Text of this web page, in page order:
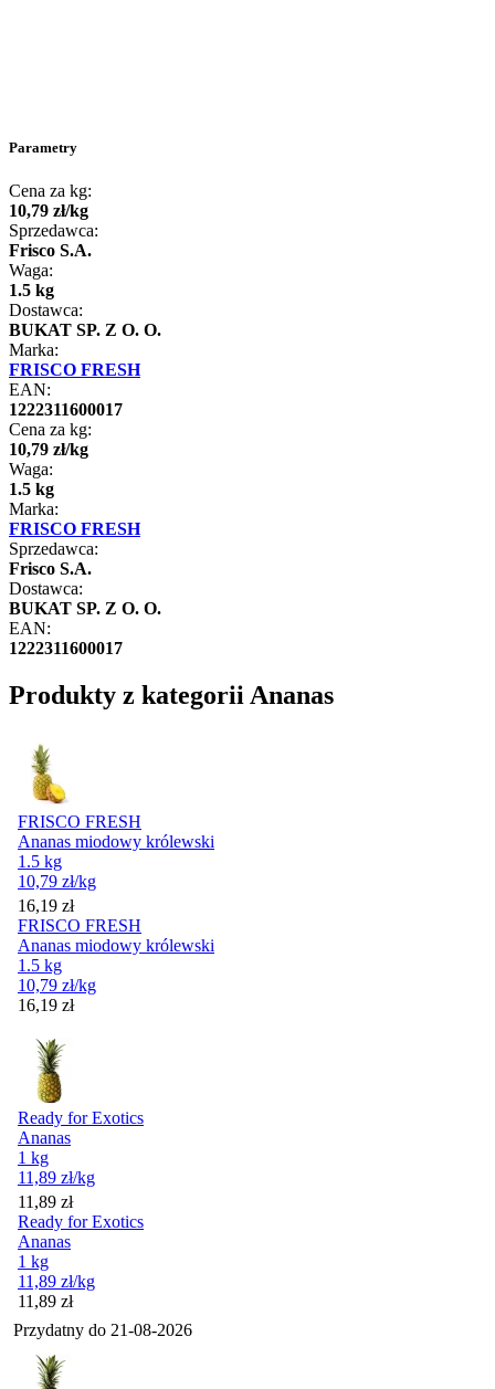
Parametry
Cena za kg:
10,79 zł/kg
Sprzedawca:
Frisco S.A.
Waga:
1.5 kg
Dostawca:
BUKAT SP. Z O. O.
Marka:
FRISCO FRESH
EAN:
1222311600017
Cena za kg:
10,79 zł/kg
Waga:
1.5 kg
Marka:
FRISCO FRESH
Sprzedawca:
Frisco S.A.
Dostawca:
BUKAT SP. Z O. O.
EAN:
1222311600017
Produkty z kategorii Ananas
FRISCO FRESH
Ananas miodowy królewski
1.5 kg
10,79 zł/kg
Cena
16,19 zł
FRISCO FRESH
Ananas miodowy królewski
1.5 kg
10,79 zł/kg
Cena
16,19 zł
Ready for Exotics
Ananas
1 kg
11,89 zł/kg
Cena
11,89 zł
Ready for Exotics
Ananas
1 kg
11,89 zł/kg
Cena
11,89 zł
Przydatny do 21-08-2026